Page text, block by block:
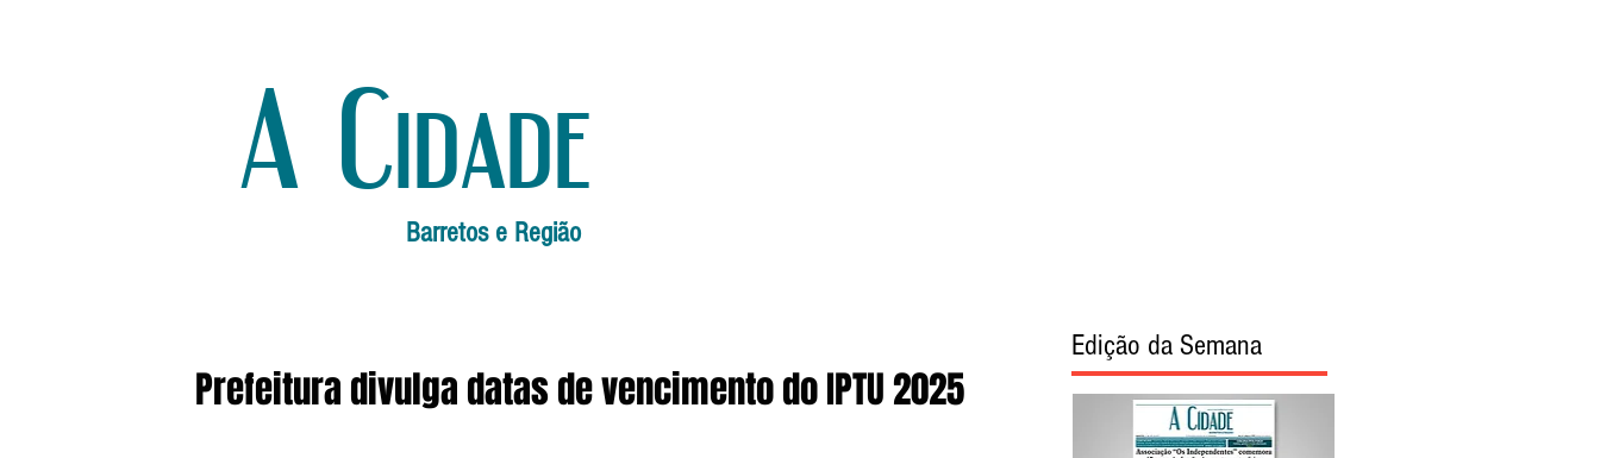
A Cidade
Barretos e Região
Prefeitura divulga datas de vencimento do IPTU 2025
Edição da Semana